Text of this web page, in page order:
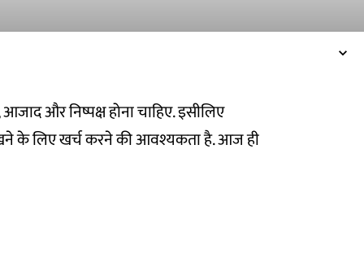
आजाद और निष्पक्ष होना चाहिए. इसीलिए
के लिए खर्च करने की आवश्यकता है. आज ही